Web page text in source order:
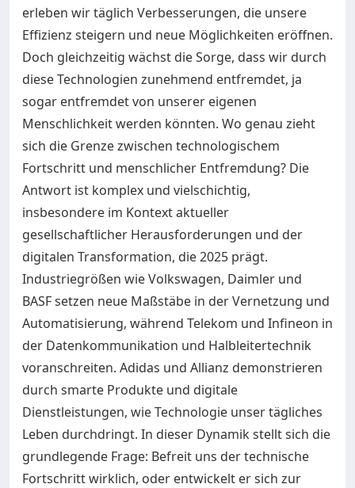
erleben wir täglich Verbesserungen, die unsere
Effizienz steigern und neue Möglichkeiten eröffnen.
Doch gleichzeitig wächst die Sorge, dass wir durch
diese Technologien zunehmend entfremdet, ja
sogar entfremdet von unserer eigenen
Menschlichkeit werden könnten. Wo genau zieht
sich die Grenze zwischen technologischem
Fortschritt und menschlicher Entfremdung? Die
Antwort ist komplex und vielschichtig,
insbesondere im Kontext aktueller
gesellschaftlicher Herausforderungen und der
digitalen Transformation, die 2025 prägt.
Industriegrößen wie Volkswagen, Daimler und
BASF setzen neue Maßstäbe in der Vernetzung und
Automatisierung, während Telekom und Infineon in
der Datenkommunikation und Halbleitertechnik
voranschreiten. Adidas und Allianz demonstrieren
durch smarte Produkte und digitale
Dienstleistungen, wie Technologie unser tägliches
Leben durchdringt. In dieser Dynamik stellt sich die
grundlegende Frage: Befreit uns der technische
Fortschritt wirklich, oder entwickelt er sich zur